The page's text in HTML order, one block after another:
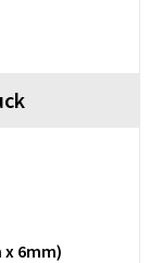
x 6mm)